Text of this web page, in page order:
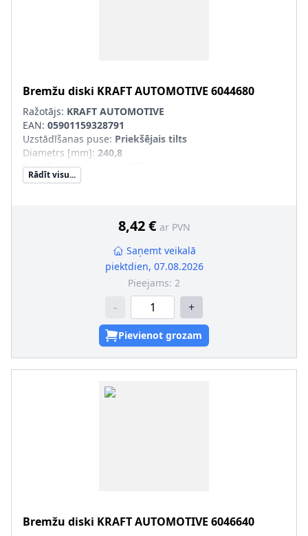
Bremžu diski KRAFT AUTOMOTIVE 6044680
Ražotājs: KRAFT AUTOMOTIVE
EAN: 05901159328791
Uzstādīšanas puse: Priekšējais tilts
Diametrs [mm]: 240,8
Bremžu diska tips
Bremžu diska biezums [mm]
:K6044680
Rādīt visu...
8,42 € ar PVN
Saņemt veikalā
piektdien, 07.08.2026
Pieejams: 2
- +
Pievienot grozam
Bremžu diski KRAFT AUTOMOTIVE 6046640